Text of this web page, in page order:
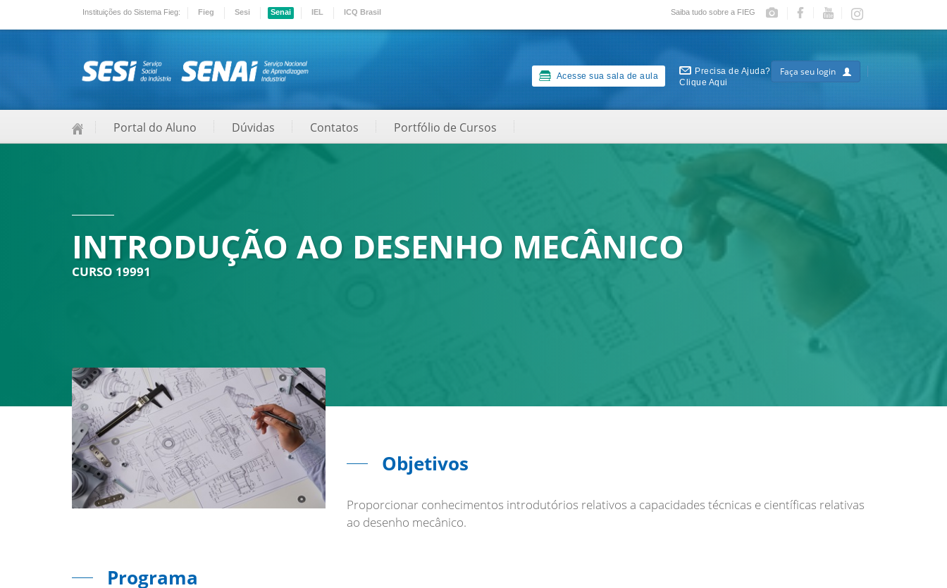
Instituições do Sistema Fieg: Fieg Sesi Senai IEL ICQ Brasil Saiba tudo sobre a FIEG
Acesse sua sala de aula
Precisa de Ajuda?
Clique Aqui
Faça seu login
Portal do Aluno Dúvidas Contatos Portfólio de Cursos
INTRODUÇÃO AO DESENHO MECÂNICO
CURSO 19991
Objetivos
Proporcionar conhecimentos introdutórios relativos a capacidades técnicas e científicas relativas
ao desenho mecânico.
Programa